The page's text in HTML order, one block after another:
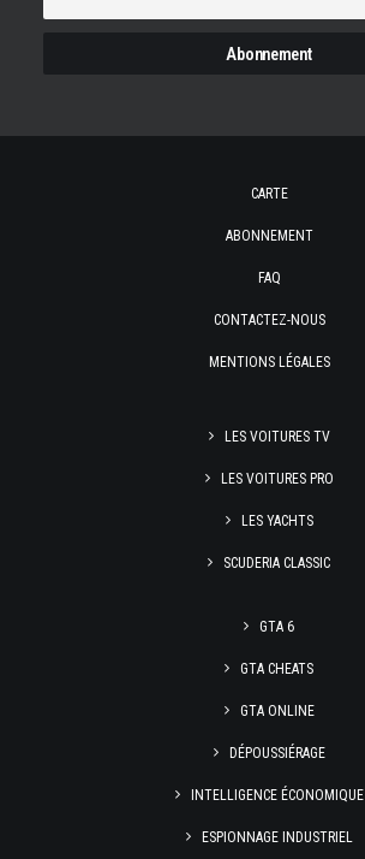
CARTE
ABONNEMENT
FAQ
CONTACTEZ-NOUS
MENTIONS LÉGALES
LES VOITURES TV
LES VOITURES PRO
LES YACHTS
SCUDERIA CLASSIC
GTA 6
GTA CHEATS
GTA ONLINE
DÉPOUSSIÉRAGE
INTELLIGENCE ÉCONOMIQUE
ESPIONNAGE INDUSTRIEL